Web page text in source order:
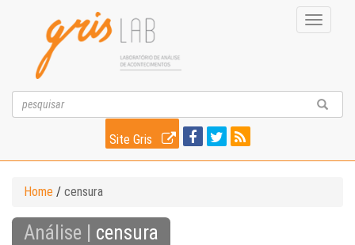
Toggle
Site Gris
Home / censura
Análise | censura